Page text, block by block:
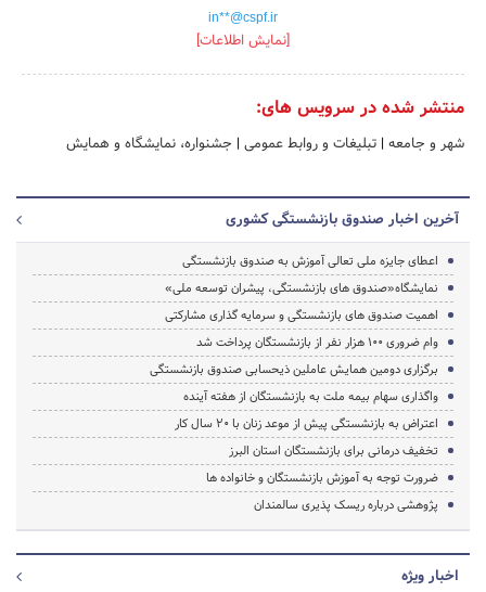
in**@cspf.ir
[نمایش اطلاعات]
منتشر شده در سرویس های:
شهر و جامعه | تبلیغات و روابط عمومی | جشنواره، نمایشگاه و همایش
آخرین اخبار صندوق بازنشستگی کشوری
اعطای جایزه ملی تعالی آموزش به صندوق بازنشستگی
نمایشگاه«صندوق های بازنشستگی، پیشران توسعه ملی»
اهمیت صندوق های بازنشستگی و سرمایه گذاری مشارکتی
وام ضروری ۱۰۰ هزار نفر از بازنشستگان پرداخت شد
برگزاری دومین همایش عاملین ذیحسابی صندوق بازنشستگی
واگذاری سهام بیمه ملت به بازنشستگان از هفته آینده
اعتراض به بازنشستگی پیش از موعد زنان با ۲۰ سال کار
تخفیف درمانی برای بازنشستگان استان البرز
ضرورت توجه به آموزش بازنشستگان و خانواده ها
پژوهشی درباره ریسک پذیری سالمندان
اخبار ویژه